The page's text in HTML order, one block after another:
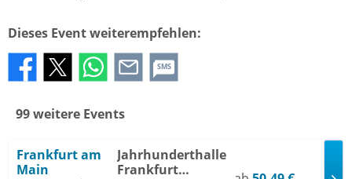
Dieses Event weiterempfehlen:
SMS
99 weitere Events
Frankfurt am
Main
Jahrhunderthalle
Frankfurt